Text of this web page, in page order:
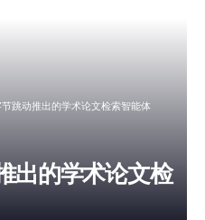
节跳动推出的学术论文检索智能体
出的学术论文检